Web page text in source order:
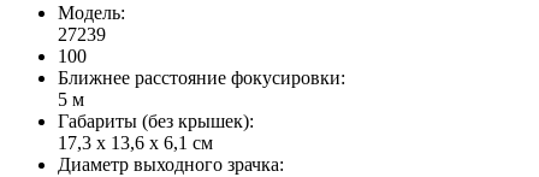
Модель:
27239
100
Ближнее расстояние фокусировки:
5 м
Габариты (без крышек):
17,3 x 13,6 x 6,1 см
Диаметр выходного зрачка: